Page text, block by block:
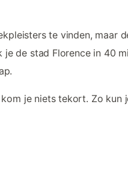
te vinden, maar
de stad Florence in 40
je niets tekort. Zo kun